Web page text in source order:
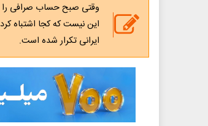
وقتی صبح حساب صرافی را
این نیست که کجا اشتباه
ایرانی تکرار شده است.